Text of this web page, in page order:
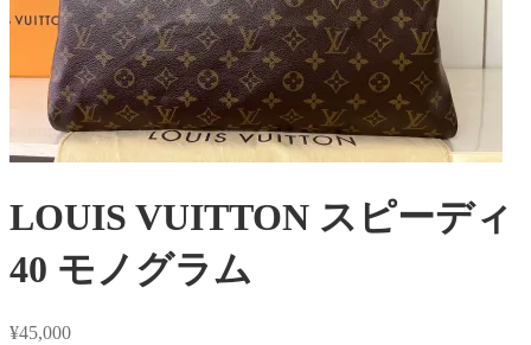
LOUIS VUITTON スピーディ
40 モノグラム
¥45,000